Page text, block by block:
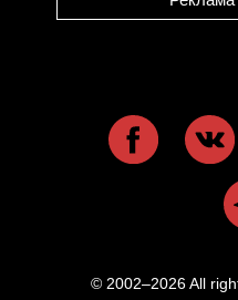
© 2002–2026 All